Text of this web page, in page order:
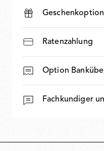
Geschenkoption
Ratenzahlung
Option
Fachkundiger